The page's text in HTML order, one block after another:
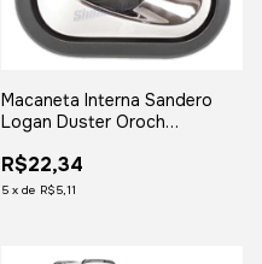
Macaneta Interna Sandero
Logan Duster Oroch
R$22,34
5 x de R$5,11